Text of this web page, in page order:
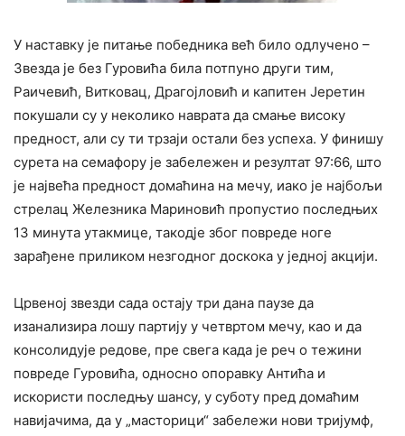
У наставку је питање победника већ било одлучено –
Звезда је без Гуровића била потпуно други тим,
Раичевић, Витковац, Драгојловић и капитен Јеретин
покушали су у неколико наврата да смање високу
предност, али су ти трзаји остали без успеха. У финишу
сурета на семафору је забележен и резултат 97:66, што
је највећа предност домаћина на мечу, иако је најбољи
стрелац Железника Мариновић пропустио последњих
13 минута утакмице, такодје због повреде ноге
зарађене приликом незгодног доскока у једној акцији.
Црвеној звезди сада остају три дана паузе да
изанализира лошу партију у четвртом мечу, као и да
консолидује редове, пре свега када је реч о тежини
повреде Гуровића, односно опоравку Антића и
искористи последњу шансу, у суботу пред домаћим
навијачима, да у „масторици“ забележи нови тријумф,